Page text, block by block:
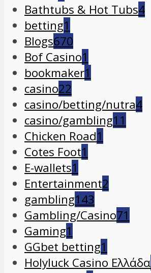
Bathtubs & Hot Tubs4
betting1
Blogs670
Bof Casino1
bookmaker1
casino22
casino/betting/nutra4
casino/gambling11
Chicken Road1
Cotes Foot1
E-wallets1
Entertainment2
gambling143
Gambling/Casino71
Gaming1
GGbet betting1
Holyluck Casino Ελλάδα